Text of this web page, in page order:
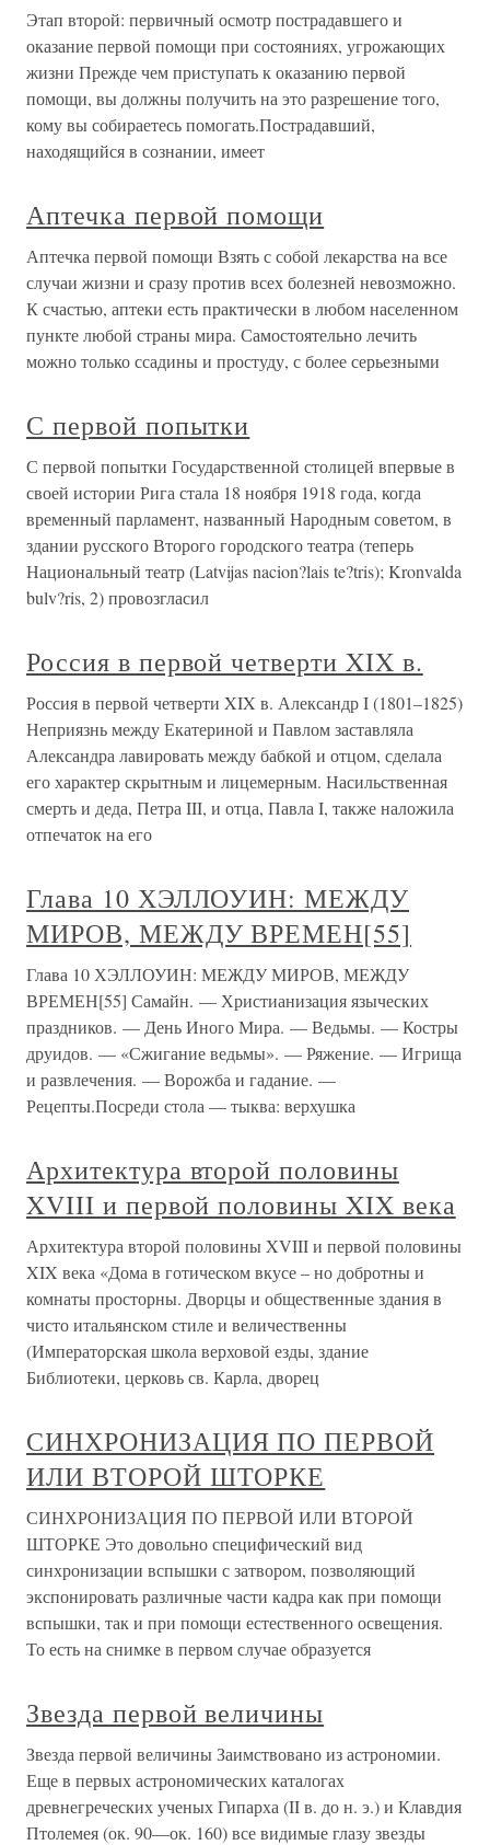
Этап второй: первичный осмотр пострадавшего и
оказание первой помощи при состояниях, угрожающих
жизни Прежде чем приступать к оказанию первой
помощи, вы должны получить на это разрешение того,
кому вы собираетесь помогать.Пострадавший,
находящийся в сознании, имеет
Аптечка первой помощи
Аптечка первой помощи Взять с собой лекарства на все
случаи жизни и сразу против всех болезней невозможно.
К счастью, аптеки есть практически в любом населенном
пункте любой страны мира. Самостоятельно лечить
можно только ссадины и простуду, с более серьезными
С первой попытки
С первой попытки Государственной столицей впервые в
своей истории Рига стала 18 ноября 1918 года, когда
временный парламент, названный Народным советом, в
здании русского Второго городского театра (теперь
Национальный театр (Latvijas nacion?lais te?tris); Kronvalda
bulv?ris, 2) провозгласил
Россия в первой четверти XIX в.
Россия в первой четверти XIX в. Александр I (1801–1825)
Неприязнь между Екатериной и Павлом заставляла
Александра лавировать между бабкой и отцом, сделала
его характер скрытным и лицемерным. Насильственная
смерть и деда, Петра III, и отца, Павла I, также наложила
отпечаток на его
Глава 10 ХЭЛЛОУИН: МЕЖДУ
МИРОВ, МЕЖДУ ВРЕМЕН[55]
Глава 10 ХЭЛЛОУИН: МЕЖДУ МИРОВ, МЕЖДУ
ВРЕМЕН[55] Самайн. — Христианизация языческих
праздников. — День Иного Мира. — Ведьмы. — Костры
друидов. — «Сжигание ведьмы». — Ряжение. — Игрища
и развлечения. — Ворожба и гадание. —
Рецепты.Посреди стола — тыква: верхушка
Архитектура второй половины
XVIII и первой половины XIX века
Архитектура второй половины XVIII и первой половины
XIX века «Дома в готическом вкусе – но добротны и
комнаты просторны. Дворцы и общественные здания в
чисто итальянском стиле и величественны
(Императорская школа верховой езды, здание
Библиотеки, церковь св. Карла, дворец
СИНХРОНИЗАЦИЯ ПО ПЕРВОЙ
ИЛИ ВТОРОЙ ШТОРКЕ
СИНХРОНИЗАЦИЯ ПО ПЕРВОЙ ИЛИ ВТОРОЙ
ШТОРКЕ Это довольно специфический вид
синхронизации вспышки с затвором, позволяющий
экспонировать различные части кадра как при помощи
вспышки, так и при помощи естественного освещения.
То есть на снимке в первом случае образуется
Звезда первой величины
Звезда первой величины Заимствовано из астрономии.
Еще в первых астрономических каталогах
древнегреческих ученых Гипарха (II в. до н. э.) и Клавдия
Птолемея (ок. 90—ок. 160) все видимые глазу звезды